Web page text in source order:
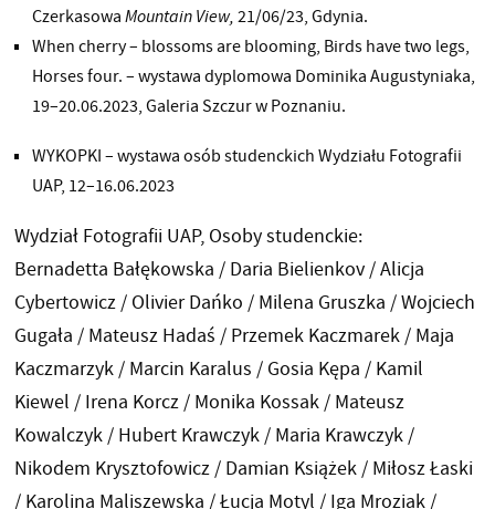
CzerkasowaMountain View,21/06/23, Gdynia.
When cherry – blossoms are blooming, Birds have two legs,
Horses four. – wystawa dyplomowa Dominika Augustyniaka,
19–20.06.2023, Galeria Szczur w Poznaniu.
WYKOPKI – wystawa osób studenckich Wydziału Fotografii
UAP, 12–16.06.2023
Wydział Fotografii UAP, Osoby studenckie:
Bernadetta Bałękowska / Daria Bielienkov / Alicja
Cybertowicz / Olivier Dańko / Milena Gruszka / Wojciech
Gugała / Mateusz Hadaś / Przemek Kaczmarek / Maja
Kaczmarzyk / Marcin Karalus / Gosia Kępa / Kamil
Kiewel / Irena Korcz / Monika Kossak / Mateusz
Kowalczyk / Hubert Krawczyk / Maria Krawczyk /
Nikodem Krysztofowicz / Damian Książek / Miłosz Łaski
/ Karolina Maliszewska / Łucja Motyl / Iga Mroziak /